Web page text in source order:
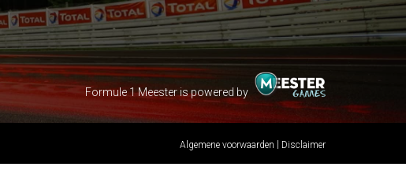
Formule 1 Meester is powered by
Algemene voorwaarden Disclaimer